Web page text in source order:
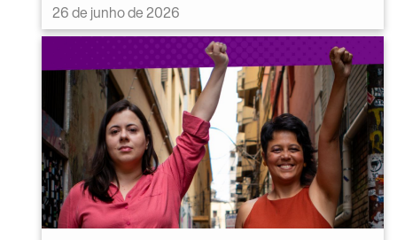
26 de junho de 2026